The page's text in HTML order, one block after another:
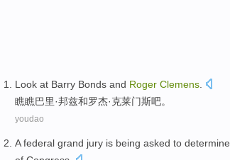
Look at Barry Bonds and Roger Clemens
瞧瞧巴里·邦兹和罗杰·克莱门斯吧。
youdao
A federal grand jury is being asked to determine